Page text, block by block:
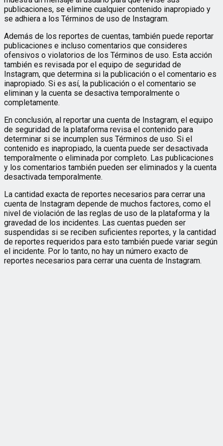
publicaciones, se elimine cualquier contenido inapropiado y
se adhiera a los Términos de uso de Instagram.
Además de los reportes de cuentas, también puede reportar
publicaciones e incluso comentarios que consideres
ofensivos o violatorios de los Términos de uso. Esta acción
también es revisada por el equipo de seguridad de
Instagram, que determina si la publicación o el comentario es
inapropiado. Si es así, la publicación o el comentario se
eliminan y la cuenta se desactiva temporalmente o
completamente.
En conclusión, al reportar una cuenta de Instagram, el equipo
de seguridad de la plataforma revisa el contenido para
determinar si se incumplen sus Términos de uso. Si el
contenido es inapropiado, la cuenta puede ser desactivada
temporalmente o eliminada por completo. Las publicaciones
y los comentarios también pueden ser eliminados y la cuenta
desactivada temporalmente.
La cantidad exacta de reportes necesarios para cerrar una
cuenta de Instagram depende de muchos factores, como el
nivel de violación de las reglas de uso de la plataforma y la
gravedad de los incidentes. Las cuentas pueden ser
suspendidas si se reciben suficientes reportes, y la cantidad
de reportes requeridos para esto también puede variar según
el incidente. Por lo tanto, no hay un número exacto de
reportes necesarios para cerrar una cuenta de Instagram.